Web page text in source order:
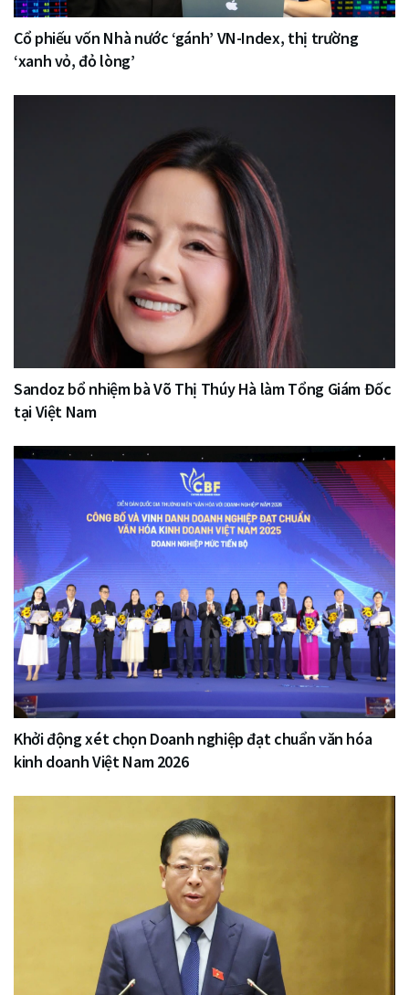
Cổ phiếu vốn Nhà nước ‘gánh’ VN-Index, thị trường
‘xanh vỏ, đỏ lòng’
Sandoz bổ nhiệm bà Võ Thị Thúy Hà làm Tổng Giám Đốc
tại Việt Nam
Khởi động xét chọn Doanh nghiệp đạt chuẩn văn hóa
kinh doanh Việt Nam 2026